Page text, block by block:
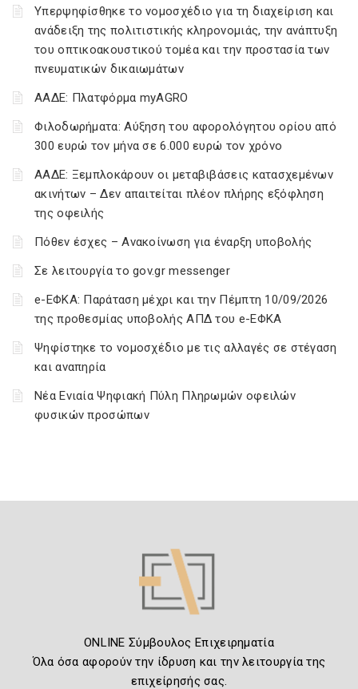
Υπερψηφίσθηκε το νομοσχέδιο για τη διαχείριση και
ανάδειξη της πολιτιστικής κληρονομιάς, την ανάπτυξη
του οπτικοακουστικού τομέα και την προστασία των
πνευματικών δικαιωμάτων
ΑΑΔΕ: Πλατφόρμα myAGRO
Φιλοδωρήματα: Αύξηση του αφορολόγητου ορίου από
300 ευρώ τον μήνα σε 6.000 ευρώ τον χρόνο
ΑΑΔΕ: Ξεμπλοκάρουν οι μεταβιβάσεις κατασχεμένων
ακινήτων – Δεν απαιτείται πλέον πλήρης εξόφληση
της οφειλής
Πόθεν έσχες – Ανακοίνωση για έναρξη υποβολής
Σε λειτουργία το gov.gr messenger
e-ΕΦΚΑ: Παράταση μέχρι και την Πέμπτη 10/09/2026
της προθεσμίας υποβολής ΑΠΔ του e-ΕΦΚΑ
Ψηφίστηκε το νομοσχέδιο με τις αλλαγές σε στέγαση
και αναπηρία
Νέα Ενιαία Ψηφιακή Πύλη Πληρωμών οφειλών
φυσικών προσώπων
ONLINE Σύμβουλος Επιχειρηματία
Όλα όσα αφορούν την ίδρυση και την λειτουργία της
επιχείρησής σας.